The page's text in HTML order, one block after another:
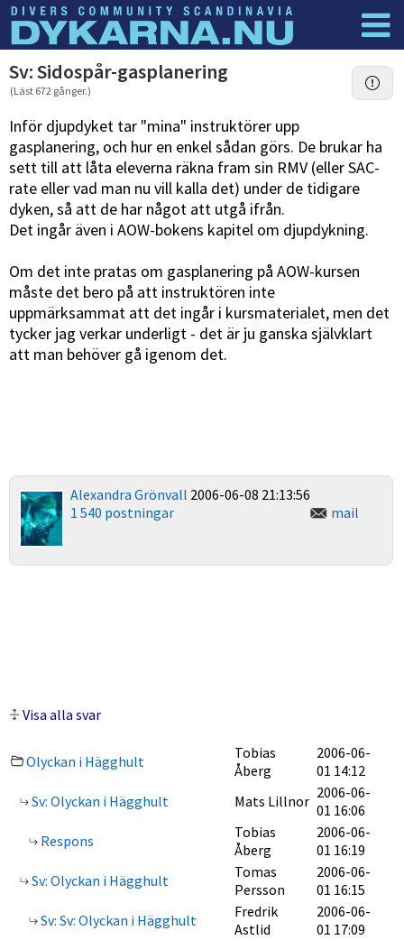
Dyknyheter Logga in
Sv: Sidospår-gasplanering
(Läst 672 gånger.)
Inför djupdyket tar "mina" instruktörer upp
gasplanering, och hur en enkel sådan görs. De brukar ha
sett till att låta eleverna räkna fram sin RMV (eller SAC-
rate eller vad man nu vill kalla det) under de tidigare
dyken, så att de har något att utgå ifrån.
Det ingår även i AOW-bokens kapitel om djupdykning.
Om det inte pratas om gasplanering på AOW-kursen
måste det bero på att instruktören inte
uppmärksammat att det ingår i kursmaterialet, men det
tycker jag verkar underligt - det är ju ganska självklart
att man behöver gå igenom det.
Alexandra Grönvall 2006-06-08 21:13:56
1 540 postningar
mail
Visa alla svar
Olyckan i Hägghult
Tobias
Åberg
2006-06-
01 14:12
Sv: Olyckan i Hägghult
Mats Lillnor 2006-06-
01 16:06
Respons
Tobias
Åberg
2006-06-
01 16:19
Sv: Olyckan i Hägghult
Tomas
Persson
2006-06-
01 16:15
Sv: Sv: Olyckan i Hägghult
Fredrik
Astlid
2006-06-
01 17:09